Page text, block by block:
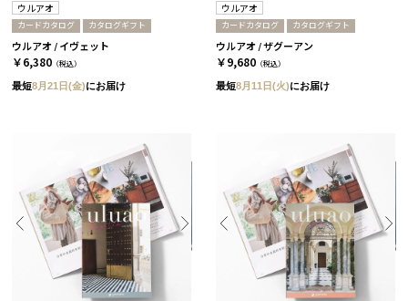
ウルアオ
カードカタログ カタログギフト
ウルアオ / イヴェット
￥6,380 （税込）
最短8月21日(金)にお届け
ウルアオ
カードカタログ カタログギフト
ウルアオ / ザグーアン
￥9,680 （税込）
最短8月11日(火)にお届け